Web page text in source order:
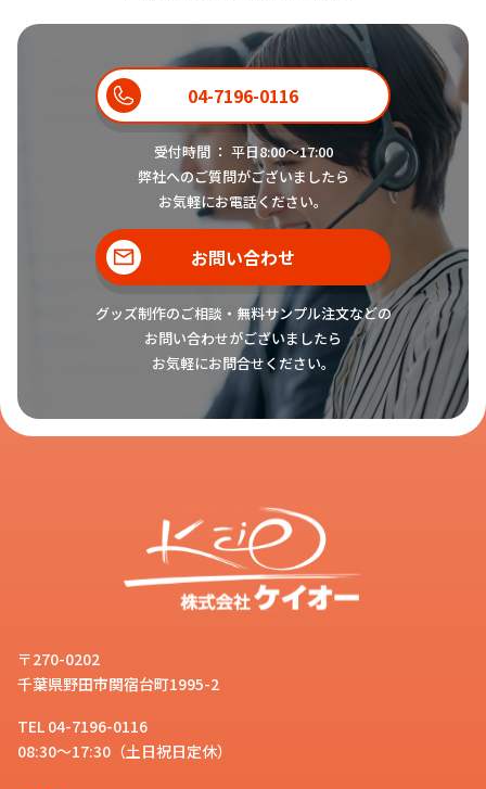
もレジャーシーンでも活躍すること
間違い無しのオリジナル スマホ雑
貨です。
お客様
オリジナルAirPodsケースも作れる
んですか？
はい。AirPods（第1世代/第2世
代）・AirPods Pro（第1世代）・
AirPods（第3世代）・
「 オリジナルAirPodsケース
作いただけます。ポリカーボネート
仕様のハードタイプ、TPU仕様のソ
フトタイプがあり、ハードタイプは
のカラーをお選びいただけます。
04-7196-0116
受付時間 ： 平日8:00〜17:00
弊社へのご質問がございましたら
お気軽にお電話ください。
お問い合わせ
グッズ制作のご相談・無料サンプル注文などの
お問い合わせがございましたら
お気軽にお問合せください。
〒270-0202
千葉県野田市関宿台町1995-2
TEL 04-7196-0116
08:30～17:30（土日祝日定休）